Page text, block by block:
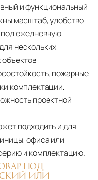
и функциональный
масштаб, удобство
ежедневную
нескольких
пожарные
комплектации,
проектной
подходить и для
офиса или
и комплектацию.
ПОД
ИЛИ